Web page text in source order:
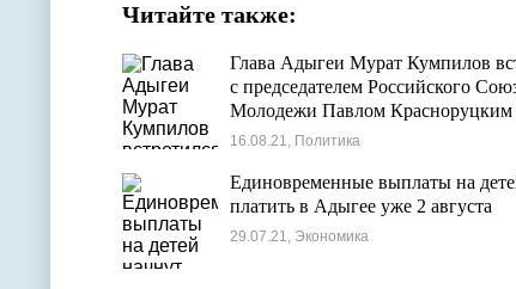
Читайте также:
Глава Адыгеи Мурат Кумпилов
с председателем Российского
Молодежи Павлом Красноруцким
16.08.21, Политика
Единовременные выплаты на
платить в Адыгее уже 2 августа
29.07.21, Экономика